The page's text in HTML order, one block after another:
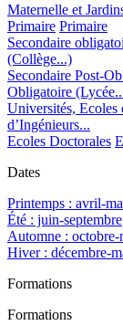
Maternelle et
Primaire Primaire
Secondaire
(Collège...)
Secondaire Post-
Obligatoire
Universités, Ecoles
d’Ingénieurs...
Ecoles Doctorales
Dates
Printemps : avril-
Été : juin-septembre
Automne : octobre-
Hiver : décembre-
Formations
Formations